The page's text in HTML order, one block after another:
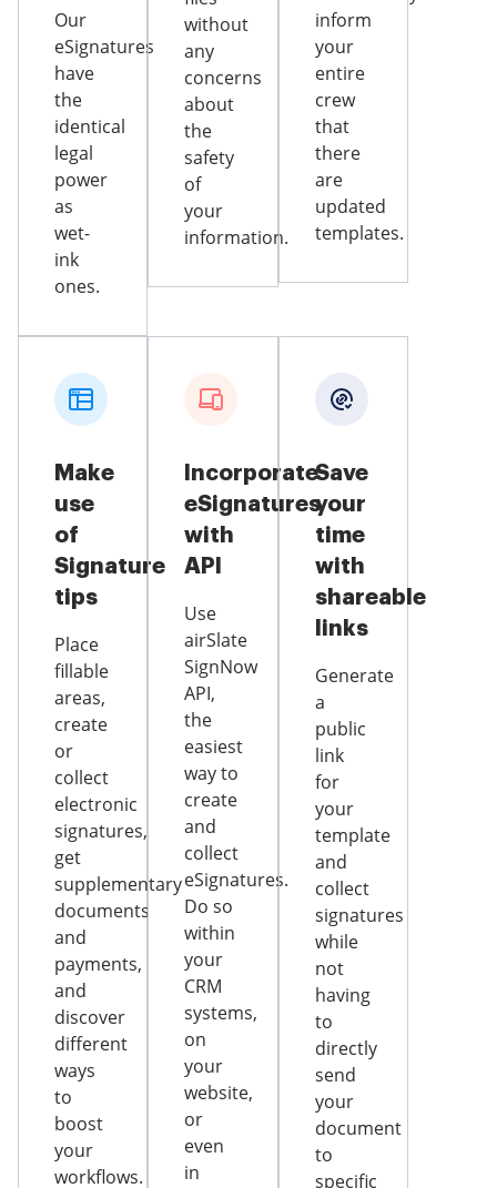
Our
eSignatures
have
the
identical
legal
power
as
wet-
ink
ones.
without
any
concerns
about
the
safety
of
your
information.
inform
your
entire
crew
that
there
are
updated
templates.
Make
use
of
Signature
tips
Place
fillable
areas,
create
or
collect
electronic
signatures,
get
supplementary
documents
and
payments,
and
discover
different
ways
to
boost
your
workflows.
Incorporate
eSignatures
with
API
Use
airSlate
SignNow
API,
the
easiest
way to
create
and
collect
eSignatures.
Do so
within
your
CRM
systems,
on
your
website,
or
even
in
Save
your
time
with
shareable
links
Generate
a
public
link
for
your
template
and
collect
signatures
while
not
having
to
directly
send
your
document
to
specific